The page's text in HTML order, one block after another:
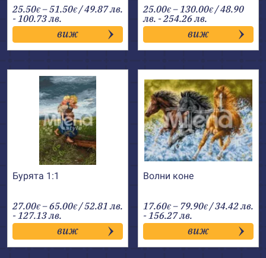
25.50€ –51.50€Price
range:
25.50€
through
51.50€
/ 49.87 лв.
- 100.73 лв.
виж
25.00€ –130.00€Price
range:
25.00€
through
130.00€
/ 48.90
лв. - 254.26 лв.
виж
Бурята 1:1
27.00€ –65.00€Price
range:
27.00€
through
65.00€
/ 52.81 лв.
- 127.13 лв.
виж
Волни коне
17.60€ – 79.90€Price
range:
17.60€
through
79.90€
/ 34.42 лв.
- 156.27 лв.
виж